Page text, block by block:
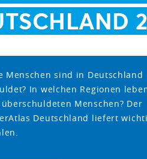
Menschen sind in Deutschland
In welchen Regionen
Menschen? Der
Deutschland liefert